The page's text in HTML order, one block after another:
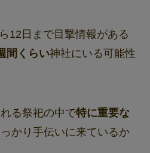
12日まで目撃情報がある
間くらい神社にいる可能性
る祭祀の中で特に重要な
かり手伝いに来ているか